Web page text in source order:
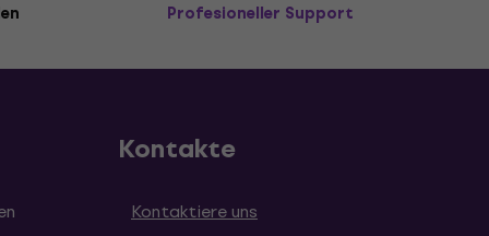
Profesioneller Support
Kontakte
Kontaktiere uns